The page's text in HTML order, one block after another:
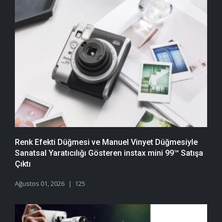
Renk Efekti Düğmesi ve Manuel Vinyet Düğmesiyle
Sanatsal Yaratıcılığı Gösteren instax mini 99™ Satışa
Çıktı
Ağustos 01, 2026 125